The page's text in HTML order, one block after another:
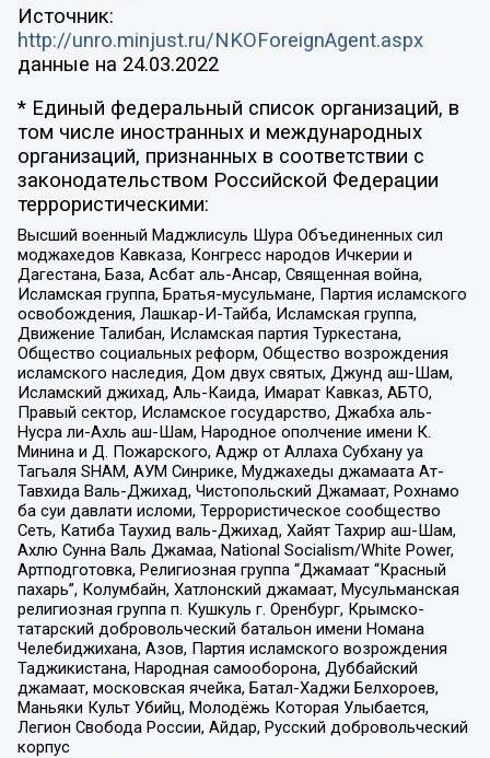
Источник:
http://unro.minjust.ru/NKOForeignAgent.aspx
данные на 24.03.2022
* Единый федеральный список организаций, в
том числе иностранных и международных
организаций, признанных в соответствии с
законодательством Российской Федерации
террористическими:
Высший военный Маджлисуль Шура Объединенных сил
моджахедов Кавказа, Конгресс народов Ичкерии и
Дагестана, База, Асбат аль-Ансар, Священная война,
Исламская группа, Братья-мусульмане, Партия исламского
освобождения, Лашкар-И-Тайба, Исламская группа,
Движение Талибан, Исламская партия Туркестана,
Общество социальных реформ, Общество возрождения
исламского наследия, Дом двух святых, Джунд аш-Шам,
Исламский джихад, Аль-Каида, Имарат Кавказ, АБТО,
Правый сектор, Исламское государство, Джабха аль-
Нусра ли-Ахль аш-Шам, Народное ополчение имени К.
Минина и Д. Пожарского, Аджр от Аллаха Субхану уа
Тагьаля SHAM, АУМ Синрике, Муджахеды джамаата Ат-
Тавхида Валь-Джихад, Чистопольский Джамаат, Рохнамо
ба суи давлати исломи, Террористическое сообщество
Сеть, Катиба Таухид валь-Джихад, Хайят Тахрир аш-Шам,
Ахлю Сунна Валь Джамаа, National Socialism/White Power,
Артподготовка, Религиозная группа “Джамаат “Красный
пахарь”, Колумбайн, Хатлонский джамаат, Мусульманская
религиозная группа п. Кушкуль г. Оренбург, Крымско-
татарский добровольческий батальон имени Номана
Челебиджихана, Азов, Партия исламского возрождения
Таджикистана, Народная самооборона, Дуббайский
джамаат, московская ячейка, Батал-Хаджи Белхороев,
Маньяки Культ Убийц, Молодёжь Которая Улыбается,
Легион Свобода России, Айдар, Русский добровольческий
корпус